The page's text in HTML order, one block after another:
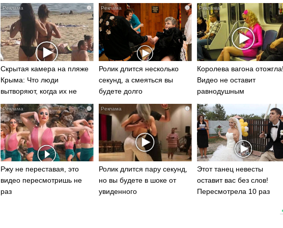
i
Скрытая камера на пляже
Крыма: Что люди
вытворяют, когда их не
видят...
i
Ролик длится несколько
секунд, а смеяться вы
будете долго
Королева вагона отожгла!
Видео не оставит
равнодушным
i
Ржу не переставая, это
видео пересмотришь не
раз
i
Ролик длится пару секунд,
но вы будете в шоке от
увиденного
Этот танец невесты
оставит вас без слов!
Пересмотрела 10 раз